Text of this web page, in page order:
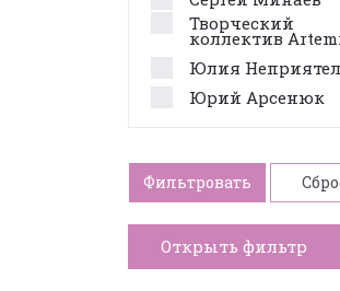
Творческий
коллектив
Юлия
Юрий Арсенюк
Фильтровать
Открыть фильтр